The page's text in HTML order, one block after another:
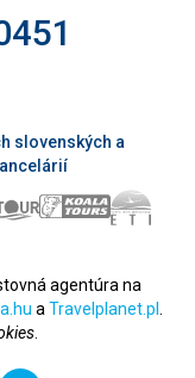
slovenských a
agentúra na
a Travelplanet.pl
.